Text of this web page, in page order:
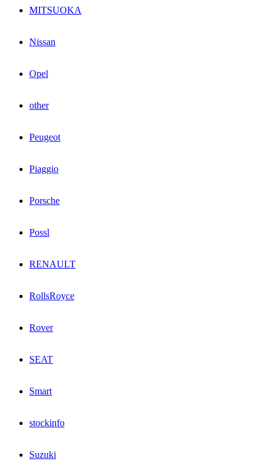
MITSUOKA
Nissan
Opel
other
Peugeot
Piaggio
Porsche
Possl
RENAULT
RollsRoyce
Rover
SEAT
Smart
stockinfo
Suzuki